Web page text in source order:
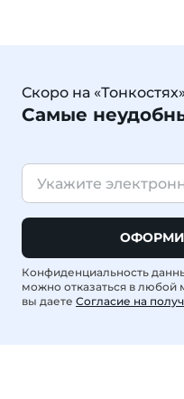
Скоро на
Самые
Конфиденциальность
можно отказаться в
вы даете Согласие на